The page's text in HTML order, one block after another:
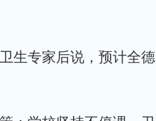
生专家后说，预计全德